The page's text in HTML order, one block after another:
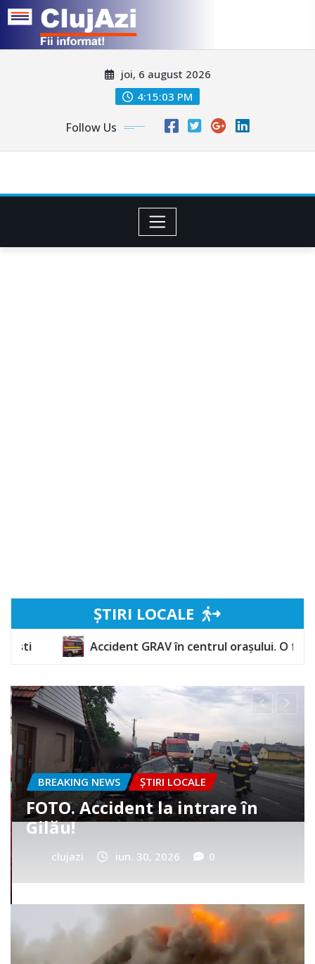
joi, 6 august 2026
4:15:06 PM
Follow Us
ȘTIRI LOCALE
GRAV în centrul orașului. O femeie a rămas încarcerată
BREAKING NEWS ȘTIRI LOCALE
Cum a murit băiețelul din
Vultureni? Era cu tatăl în
cimitir
clujazi iun. 25, 2026 0